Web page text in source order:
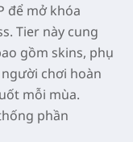
để mở khóa
Tier này cung
gồm skins, phụ
chơi hoàn
mỗi mùa.
phần